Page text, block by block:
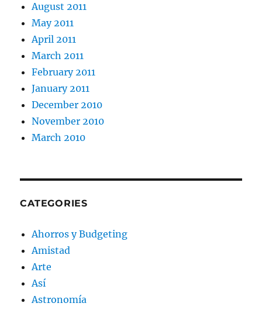
August 2011
May 2011
April 2011
March 2011
February 2011
January 2011
December 2010
November 2010
March 2010
CATEGORIES
Ahorros y Budgeting
Amistad
Arte
Así
Astronomía